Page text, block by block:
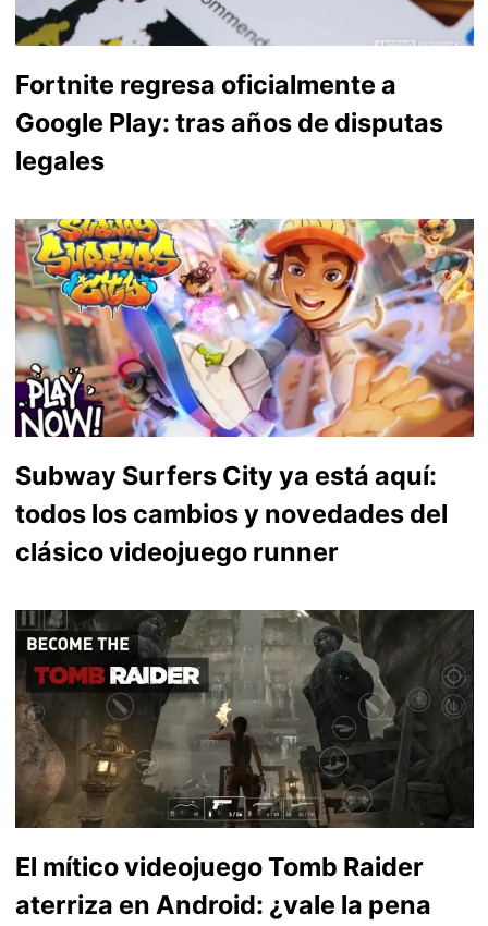
Fortnite regresa oficialmente a
Google Play: tras años de disputas
legales
Subway Surfers City ya está aquí:
todos los cambios y novedades del
clásico videojuego runner
El mítico videojuego Tomb Raider
aterriza en Android: ¿vale la pena